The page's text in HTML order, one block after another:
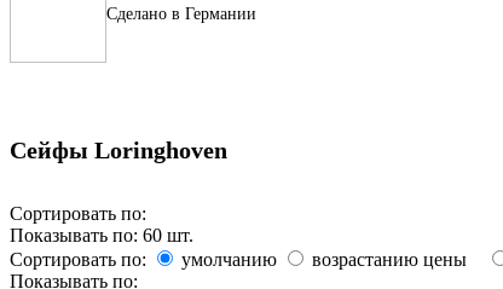
Сделано в Германии
Сейфы Loringhoven
Сортировать по:
Показывать по: 60 шт.
Сортировать по:
умолчанию возрастанию цены
Показывать по: